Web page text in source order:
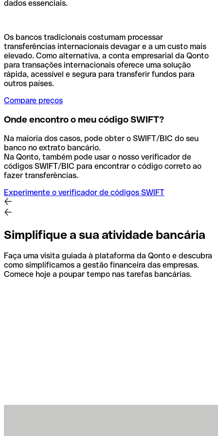
dados essenciais.
Os bancos tradicionais costumam processar
transferências internacionais devagar e a um custo mais
elevado. Como alternativa, a conta empresarial da Qonto
para transações internacionais oferece uma solução
rápida, acessível e segura para transferir fundos para
outros países.
Compare preços
Onde encontro o meu código SWIFT?
Na maioria dos casos, pode obter o SWIFT/BIC do seu
banco no extrato bancário.
Na Qonto, também pode usar o nosso verificador de
códigos SWIFT/BIC para encontrar o código correto ao
fazer transferências.
Experimente o verificador de códigos SWIFT
Simplifique a sua atividade bancária
Faça uma visita guiada à plataforma da Qonto e descubra
como simplificamos a gestão financeira das empresas.
Comece hoje a poupar tempo nas tarefas bancárias.